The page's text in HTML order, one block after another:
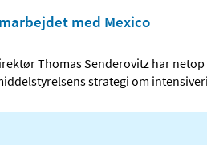
med Mexico
Thomas Senderovitz har
strategi om